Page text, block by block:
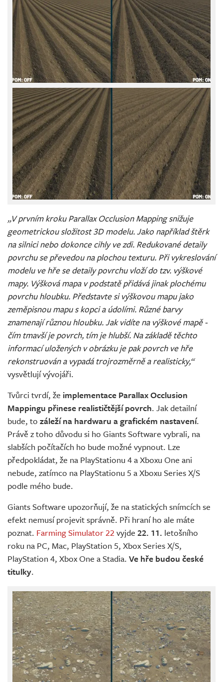
„V prvním kroku Parallax Occlusion Mapping snižuje
geometrickou složitost 3D modelu. Jako například štěrk
na silnici nebo dokonce cihly ve zdi. Redukované detaily
povrchu se převedou na plochou texturu. Při vykreslování
modelu ve hře se detaily povrchu vloží do tzv. výškové
mapy. Výšková mapa v podstatě přidává jinak plochému
povrchu hloubku. Představte si výškovou mapu jako
zeměpisnou mapu s kopci a údolími. Různé barvy
znamenají různou hloubku. Jak vidíte na výškové mapě -
čím tmavší je povrch, tím je hlubší. Na základě těchto
informací uložených v obrázku je pak povrch ve hře
rekonstruován a vypadá trojrozměrně a realisticky,“
vysvětlují vývojáři.
Tvůrci tvrdí, že implementace Parallax Occlusion
Mappingu přinese realističtější povrch. Jak detailní
bude, to záleží na hardwaru a grafickém nastavení.
Právě z toho důvodu si ho Giants Software vybrali, na
slabších počítačích ho bude možné vypnout. Lze
předpokládat, že na PlayStationu 4 a Xboxu One ani
nebude, zatímco na PlayStationu 5 a Xboxu Series X/S
podle mého bude.
Giants Software upozorňují, že na statických snímcích se
efekt nemusí projevit správně. Při hraní ho ale máte
poznat. Farming Simulator 22 vyjde 22. 11. letošního
roku na PC, Mac, PlayStation 5, Xbox Series X/S,
PlayStation 4, Xbox One a Stadia. Ve hře budou české
titulky.